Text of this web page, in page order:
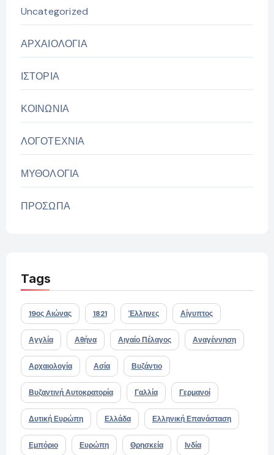
Uncategorized
ΑΡΧΑΙΟΛΟΓΙΑ
ΙΣΤΟΡΙΑ
ΚΟΙΝΩΝΙΑ
ΛΟΓΟΤΕΧΝΙΑ
ΜΥΘΟΛΟΓΙΑ
ΠΡΟΣΩΠΑ
Tags
19ος Αιώνας 1821 Έλληνες Αίγυπτος
Αγγλία Αθήνα Αιγαίο Πέλαγος Αναγέννηση
Αρχαιολογία Ασία Βυζάντιο
Βυζαντινή Αυτοκρατορία Γαλλία Γερμανοί
Δυτική Ευρώπη Ελλάδα Ελληνική Επανάσταση
Εμπόριο Ευρώπη Θρησκεία Ινδία